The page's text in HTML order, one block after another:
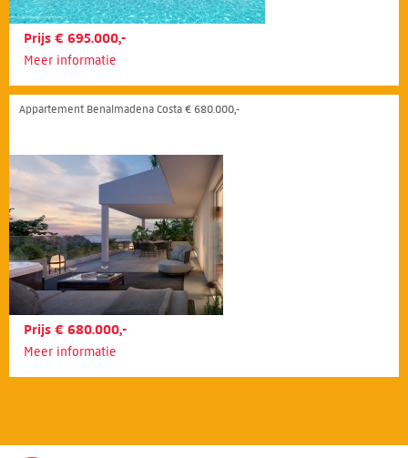
Prijs € 695.000,-
Meer informatie
Appartement Benalmadena Costa € 680.000,-
Prijs € 680.000,-
Meer informatie